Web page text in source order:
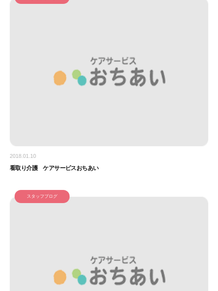
2018.01.10
看取り介護 ケアサービスおちあい
スタッフブログ